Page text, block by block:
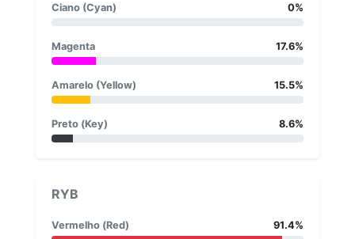
Ciano (Cyan) 0%
Magenta 17.6%
Amarelo (Yellow) 15.5%
Preto (Key) 8.6%
RYB
Vermelho (Red) 91.4%